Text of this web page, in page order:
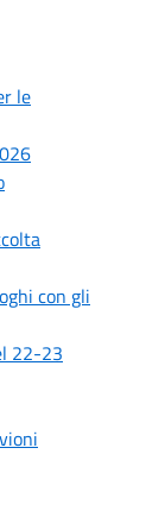
le
con gli
22-23